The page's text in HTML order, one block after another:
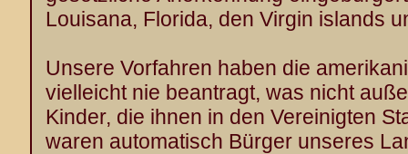
Louisana, Florida, den Virgin islands
Unsere Vorfahren haben die
vielleicht nie beantragt, was nicht
Kinder, die ihnen in den Vereinigten
waren automatisch Bürger unseres